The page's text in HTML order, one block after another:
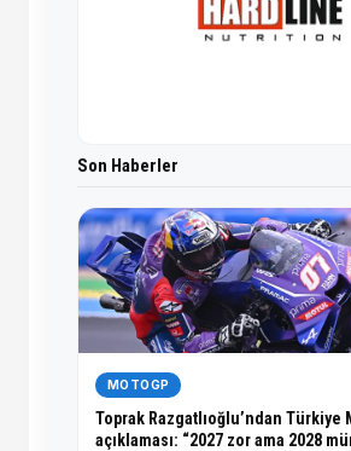
Son Haberler
MOTOGP
Toprak Razgatlıoğlu’ndan Türkiye
açıklaması: “2027 zor ama 2028